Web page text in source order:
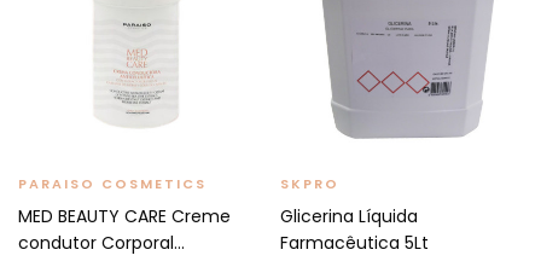
PARAISO COSMETICS
MED BEAUTY CARE Creme
condutor Corporal...
SKPRO
Glicerina Líquida
Farmacêutica 5Lt